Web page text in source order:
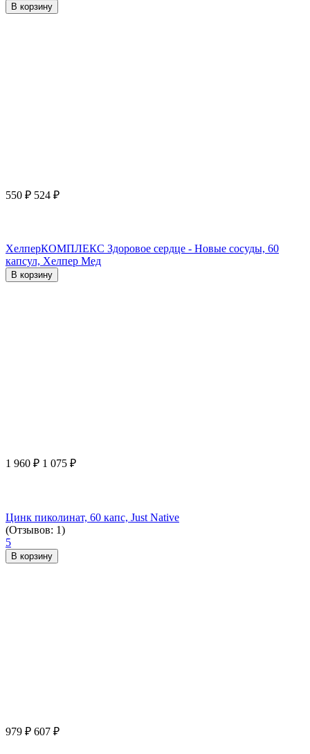
В корзину
550 ₽ 524 ₽
ХелперКОМПЛЕКС Здоровое сердце - Новые сосуды, 60
капсул, Хелпер Мед
В корзину
1 960 ₽ 1 075 ₽
Цинк пиколинат, 60 капс, Just Native
(Отзывов: 1)
5
В корзину
979 ₽ 607 ₽